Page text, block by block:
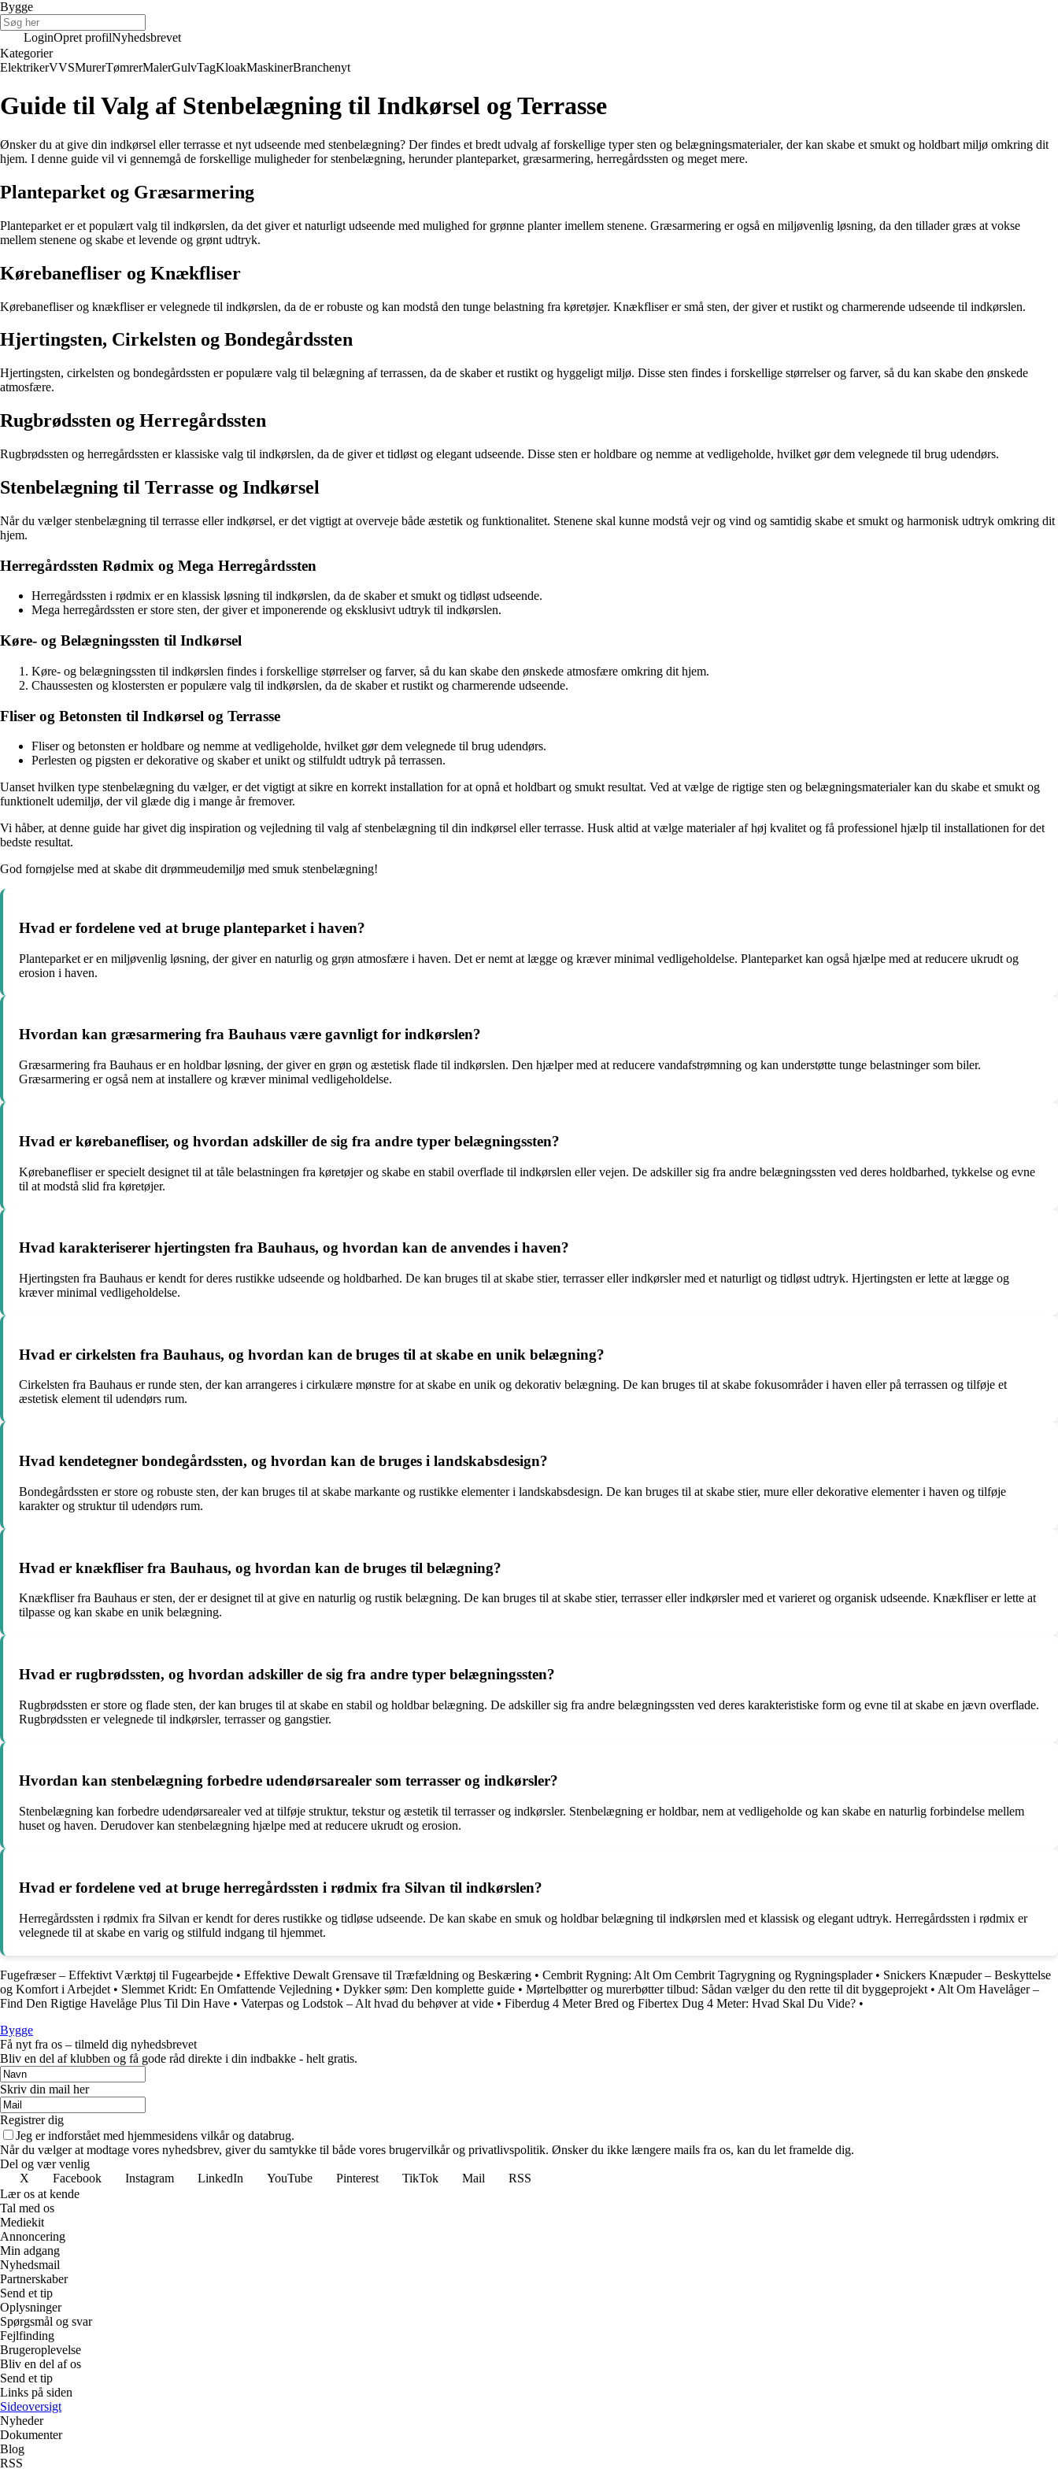
Bygge
LoginOpret profilNyhedsbrevet
Kategorier
ElektrikerVVSMurerTømrerMalerGulvTagKloakMaskinerBranchenyt
Guide til Valg af Stenbelægning til Indkørsel og Terrasse
Ønsker du at give din indkørsel eller terrasse et nyt udseende med stenbelægning? Der findes et bredt udvalg af forskellige typer sten og belægningsmaterialer, der kan skabe et smukt og holdbart miljø omkring dit
hjem. I denne guide vil vi gennemgå de forskellige muligheder for stenbelægning, herunder planteparket, græsarmering, herregårdssten og meget mere.
Planteparket og Græsarmering
Planteparket er et populært valg til indkørslen, da det giver et naturligt udseende med mulighed for grønne planter imellem stenene. Græsarmering er også en miljøvenlig løsning, da den tillader græs at vokse
mellem stenene og skabe et levende og grønt udtryk.
Kørebanefliser og Knækfliser
Kørebanefliser og knækfliser er velegnede til indkørslen, da de er robuste og kan modstå den tunge belastning fra køretøjer. Knækfliser er små sten, der giver et rustikt og charmerende udseende til indkørslen.
Hjertingsten, Cirkelsten og Bondegårdssten
Hjertingsten, cirkelsten og bondegårdssten er populære valg til belægning af terrassen, da de skaber et rustikt og hyggeligt miljø. Disse sten findes i forskellige størrelser og farver, så du kan skabe den ønskede
atmosfære.
Rugbrødssten og Herregårdssten
Rugbrødssten og herregårdssten er klassiske valg til indkørslen, da de giver et tidløst og elegant udseende. Disse sten er holdbare og nemme at vedligeholde, hvilket gør dem velegnede til brug udendørs.
Stenbelægning til Terrasse og Indkørsel
Når du vælger stenbelægning til terrasse eller indkørsel, er det vigtigt at overveje både æstetik og funktionalitet. Stenene skal kunne modstå vejr og vind og samtidig skabe et smukt og harmonisk udtryk omkring dit
hjem.
Herregårdssten Rødmix og Mega Herregårdssten
Herregårdssten i rødmix er en klassisk løsning til indkørslen, da de skaber et smukt og tidløst udseende.
Mega herregårdssten er store sten, der giver et imponerende og eksklusivt udtryk til indkørslen.
Køre- og Belægningssten til Indkørsel
Køre- og belægningssten til indkørslen findes i forskellige størrelser og farver, så du kan skabe den ønskede atmosfære omkring dit hjem.
Chaussesten og klostersten er populære valg til indkørslen, da de skaber et rustikt og charmerende udseende.
Fliser og Betonsten til Indkørsel og Terrasse
Fliser og betonsten er holdbare og nemme at vedligeholde, hvilket gør dem velegnede til brug udendørs.
Perlesten og pigsten er dekorative og skaber et unikt og stilfuldt udtryk på terrassen.
Uanset hvilken type stenbelægning du vælger, er det vigtigt at sikre en korrekt installation for at opnå et holdbart og smukt resultat. Ved at vælge de rigtige sten og belægningsmaterialer kan du skabe et smukt og
funktionelt udemiljø, der vil glæde dig i mange år fremover.
Vi håber, at denne guide har givet dig inspiration og vejledning til valg af stenbelægning til din indkørsel eller terrasse. Husk altid at vælge materialer af høj kvalitet og få professionel hjælp til installationen for det
bedste resultat.
God fornøjelse med at skabe dit drømmeudemiljø med smuk stenbelægning!
Hvad er fordelene ved at bruge planteparket i haven?
Planteparket er en miljøvenlig løsning, der giver en naturlig og grøn atmosfære i haven. Det er nemt at lægge og kræver minimal vedligeholdelse. Planteparket kan også hjælpe med at reducere ukrudt og
erosion i haven.
Hvordan kan græsarmering fra Bauhaus være gavnligt for indkørslen?
Græsarmering fra Bauhaus er en holdbar løsning, der giver en grøn og æstetisk flade til indkørslen. Den hjælper med at reducere vandafstrømning og kan understøtte tunge belastninger som biler.
Græsarmering er også nem at installere og kræver minimal vedligeholdelse.
Hvad er kørebanefliser, og hvordan adskiller de sig fra andre typer belægningssten?
Kørebanefliser er specielt designet til at tåle belastningen fra køretøjer og skabe en stabil overflade til indkørslen eller vejen. De adskiller sig fra andre belægningssten ved deres holdbarhed, tykkelse og evne
til at modstå slid fra køretøjer.
Hvad karakteriserer hjertingsten fra Bauhaus, og hvordan kan de anvendes i haven?
Hjertingsten fra Bauhaus er kendt for deres rustikke udseende og holdbarhed. De kan bruges til at skabe stier, terrasser eller indkørsler med et naturligt og tidløst udtryk. Hjertingsten er lette at lægge og
kræver minimal vedligeholdelse.
Hvad er cirkelsten fra Bauhaus, og hvordan kan de bruges til at skabe en unik belægning?
Cirkelsten fra Bauhaus er runde sten, der kan arrangeres i cirkulære mønstre for at skabe en unik og dekorativ belægning. De kan bruges til at skabe fokusområder i haven eller på terrassen og tilføje et
æstetisk element til udendørs rum.
Hvad kendetegner bondegårdssten, og hvordan kan de bruges i landskabsdesign?
Bondegårdssten er store og robuste sten, der kan bruges til at skabe markante og rustikke elementer i landskabsdesign. De kan bruges til at skabe stier, mure eller dekorative elementer i haven og tilføje
karakter og struktur til udendørs rum.
Hvad er knækfliser fra Bauhaus, og hvordan kan de bruges til belægning?
Knækfliser fra Bauhaus er sten, der er designet til at give en naturlig og rustik belægning. De kan bruges til at skabe stier, terrasser eller indkørsler med et varieret og organisk udseende. Knækfliser er lette at
tilpasse og kan skabe en unik belægning.
Hvad er rugbrødssten, og hvordan adskiller de sig fra andre typer belægningssten?
Rugbrødssten er store og flade sten, der kan bruges til at skabe en stabil og holdbar belægning. De adskiller sig fra andre belægningssten ved deres karakteristiske form og evne til at skabe en jævn overflade.
Rugbrødssten er velegnede til indkørsler, terrasser og gangstier.
Hvordan kan stenbelægning forbedre udendørsarealer som terrasser og indkørsler?
Stenbelægning kan forbedre udendørsarealer ved at tilføje struktur, tekstur og æstetik til terrasser og indkørsler. Stenbelægning er holdbar, nem at vedligeholde og kan skabe en naturlig forbindelse mellem
huset og haven. Derudover kan stenbelægning hjælpe med at reducere ukrudt og erosion.
Hvad er fordelene ved at bruge herregårdssten i rødmix fra Silvan til indkørslen?
Herregårdssten i rødmix fra Silvan er kendt for deres rustikke og tidløse udseende. De kan skabe en smuk og holdbar belægning til indkørslen med et klassisk og elegant udtryk. Herregårdssten i rødmix er
velegnede til at skabe en varig og stilfuld indgang til hjemmet.
Fugefræser – Effektivt Værktøj til Fugearbejde • Effektive Dewalt Grensave til Træfældning og Beskæring • Cembrit Rygning: Alt Om Cembrit Tagrygning og Rygningsplader• Snickers Knæpuder – Beskyttelse
og Komfort i Arbejdet • Slemmet Kridt: En Omfattende Vejledning • Dykker søm: Den komplette guide • Mørtelbøtter og murerbøtter tilbud: Sådan vælger du den rette til dit byggeprojekt • Alt Om Havelåger –
Find Den Rigtige Havelåge Plus Til Din Have • Vaterpas og Lodstok – Alt hvad du behøver at vide • Fiberdug 4 Meter Bred og Fibertex Dug 4 Meter: Hvad Skal Du Vide? •
Bygge
Få nyt fra os – tilmeld dig nyhedsbrevet
Bliv en del af klubben og få gode råd direkte i din indbakke - helt gratis.
Skriv din mail her
Registrer dig
Jeg er indforstået med hjemmesidens vilkår og databrug.
Når du vælger at modtage vores nyhedsbrev, giver du samtykke til både vores brugervilkår og privatlivspolitik. Ønsker du ikke længere mails fra os, kan du let framelde dig.
Del og vær venlig
X
Facebook Instagram LinkedIn YouTube Pinterest TikTok Mail
RSS
Lær os at kende
Tal med os
Mediekit
Annoncering
Min adgang
Nyhedsmail
Partnerskaber
Send et tip
Oplysninger
Spørgsmål og svar
Fejlfinding
Brugeroplevelse
Bliv en del af os
Send et tip
Links på siden
Sideoversigt
Nyheder
Dokumenter
Blog
RSS